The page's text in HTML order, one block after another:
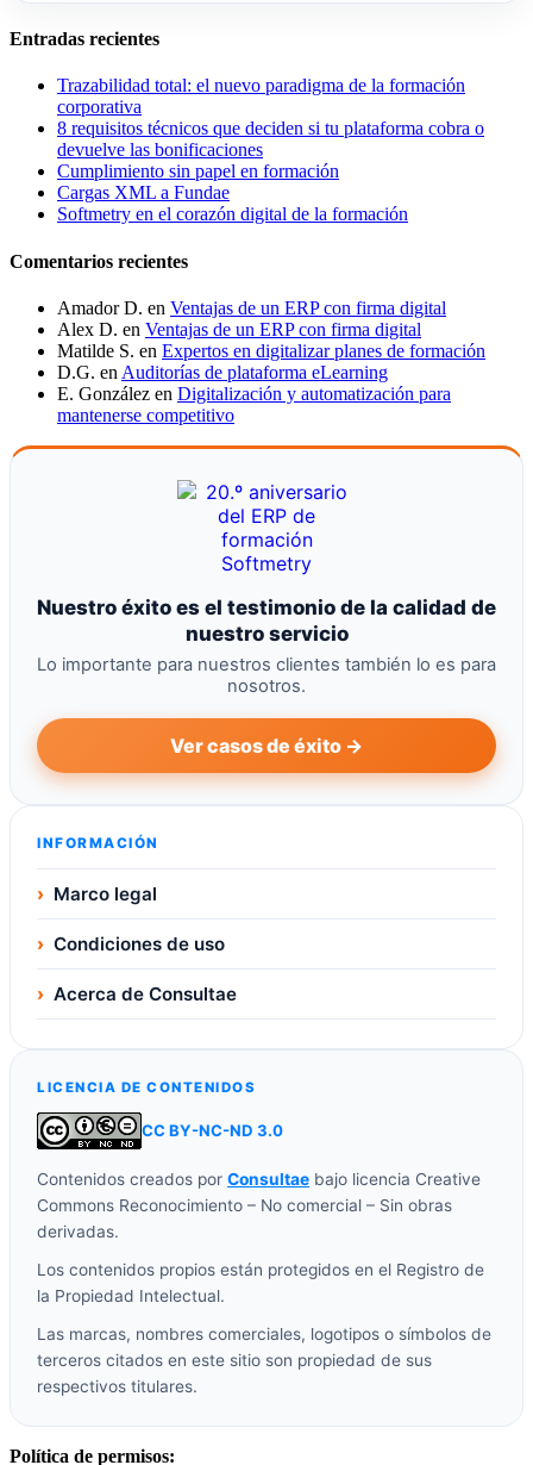
Entradas recientes
Trazabilidad total: el nuevo paradigma de la formación
corporativa
8 requisitos técnicos que deciden si tu plataforma cobra o
devuelve las bonificaciones
Cumplimiento sin papel en formación
Cargas XML a Fundae
Softmetry en el corazón digital de la formación
Comentarios recientes
Amador D. en Ventajas de un ERP con firma digital
Alex D. en Ventajas de un ERP con firma digital
Matilde S. en Expertos en digitalizar planes de formación
D.G. en Auditorías de plataforma eLearning
E. González en Digitalización y automatización para
mantenerse competitivo
Nuestro éxito es el testimonio de la calidad de
nuestro servicio
Lo importante para nuestros clientes también lo es para
nosotros.
Ver casos de éxito →
INFORMACIÓN
› Marco legal
› Condiciones de uso
› Acerca de Consultae
LICENCIA DE CONTENIDOS
CC BY-NC-ND 3.0
Contenidos creados por Consultae bajo licencia Creative
Commons Reconocimiento – No comercial – Sin obras
derivadas.
Los contenidos propios están protegidos en el Registro de
la Propiedad Intelectual.
Las marcas, nombres comerciales, logotipos o símbolos de
terceros citados en este sitio son propiedad de sus
respectivos titulares.
Política de permisos: